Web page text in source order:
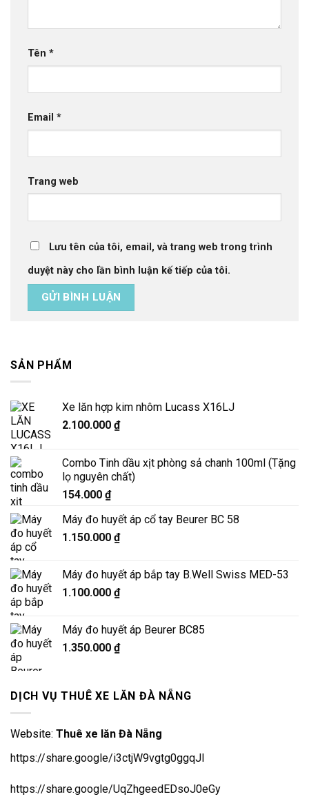
Tên *
Email *
Trang web
Lưu tên của tôi, email, và trang web trong trình
duyệt này cho lần bình luận kế tiếp của tôi.
SẢN PHẨM
Xe lăn hợp kim nhôm Lucass X16LJ
2.100.000 ₫
Combo Tinh dầu xịt phòng sả chanh 100ml (Tặng
lọ nguyên chất)
154.000 ₫
Máy đo huyết áp cổ tay Beurer BC 58
1.150.000 ₫
Máy đo huyết áp bắp tay B.Well Swiss MED-53
1.100.000 ₫
Máy đo huyết áp Beurer BC85
1.350.000 ₫
DỊCH VỤ THUÊ XE LĂN ĐÀ NẴNG
Website: Thuê xe lăn Đà Nẵng
https://share.google/i3ctjW9vgtg0ggqJl
https://share.google/UqZhgeedEDsoJ0eGy